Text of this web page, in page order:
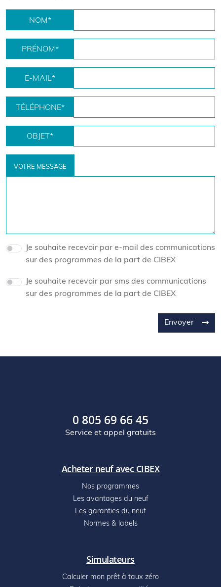
NOM*
PRÉNOM*
E-MAIL*
TÉLÉPHONE*
OBJET *
VOTRE MESSAGE
Je souhaite recevoir par e-mail des communications
sur des programmes de la part de CIBEX
Je souhaite recevoir par sms des communications
sur des programmes de la part de CIBEX
Envoyer
Acheter neuf avec CIBEX
Nos programmes
Les avantages du neuf
Les garanties du neuf
Normes & labels
Simulateurs
Calculer mon prêt à taux zéro
0 805 69 66 45
Service et appel gratuits